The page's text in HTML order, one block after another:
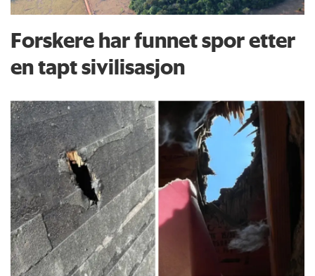
Forskere har funnet spor etter
en tapt sivilisasjon